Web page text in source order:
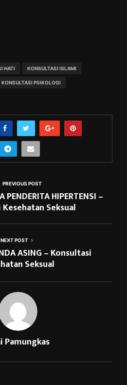
HATI KONSULTASI ISLAMI
KONSULTASI PSIKOLOGI
PREVIOUS POST
PENDERITA HIPERTENSI –
Seksual
NEXT POST
ASING – Konsultasi
Seksual
Pamungkas